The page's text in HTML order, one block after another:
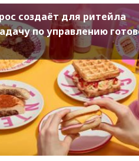
создаёт для ритейла
по управлению